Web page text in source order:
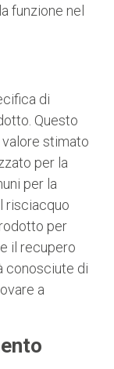
funzione nel
di
Questo
stimato
per la
per la
risciacquo
per
il recupero
conosciute di
a